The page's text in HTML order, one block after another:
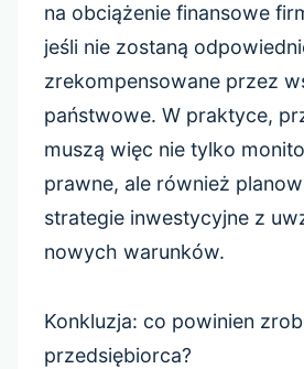
na obciążenie finansowe
jeśli nie zostaną
zrekompensowane przez
państwowe. W praktyce,
muszą więc nie tylko
prawne, ale również
strategie inwestycyjne z
nowych warunków.
Konkluzja: co powinien
przedsiębiorca?